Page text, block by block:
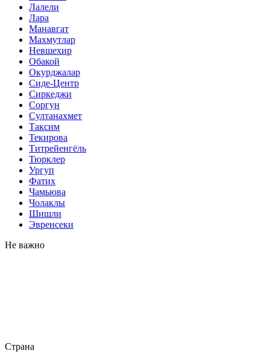
Лалели
Лара
Манавгат
Махмутлар
Невшехир
Обакой
Окурджалар
Сиде-Центр
Сиркеджи
Соргун
Султанахмет
Таксим
Текирова
Титрейенгёль
Тюрклер
Ургуп
Фатих
Чамьюва
Чолаклы
Шишли
Эвренсеки
Не важно
Страна